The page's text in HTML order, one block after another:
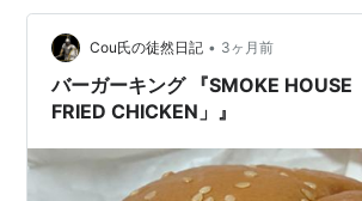
Cou氏の徒然日記 • 3ヶ月前
バーガーキング 『SMOKE HOUSE
FRIED CHICKEN」』